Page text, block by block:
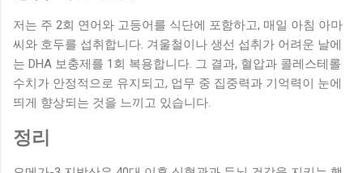
저는 주 2회 연어와 고등어를 식단에 포함하고, 매일 아침 아마
씨와 호두를 섭취합니다. 겨울철이나 생선 섭취가 어려운 날에
는 DHA 보충제를 1회 복용합니다. 그 결과, 혈압과 콜레스테롤
수치가 안정적으로 유지되고, 업무 중 집중력과 기억력이 눈에
띄게 향상되는 것을 느끼고 있습니다.
정리